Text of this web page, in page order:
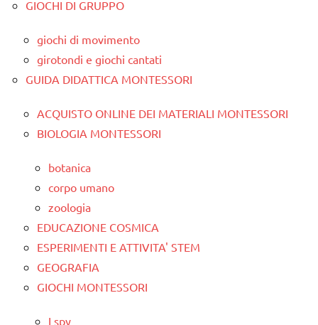
GIOCHI DI GRUPPO
giochi di movimento
girotondi e giochi cantati
GUIDA DIDATTICA MONTESSORI
ACQUISTO ONLINE DEI MATERIALI MONTESSORI
BIOLOGIA MONTESSORI
botanica
corpo umano
zoologia
EDUCAZIONE COSMICA
ESPERIMENTI E ATTIVITA' STEM
GEOGRAFIA
GIOCHI MONTESSORI
I spy